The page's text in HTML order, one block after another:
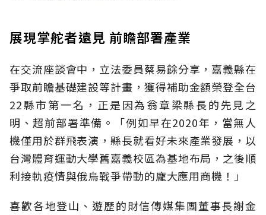
展現掌舵者遠見 前瞻部署產業
在交流座談會中，立法委員蔡易餘分享，嘉義縣在
爭取前瞻基礎建設等計畫，獲得補助金額榮登全台
22縣市第一名，正是因為翁章梁縣長的先見之
明、超前部署準備。「例如早在2020年，當無人
機僅用於群飛表演，縣長就看好未來產業發展，以
台灣體育運動大學舊嘉義校區為基地布局，之後順
利接軌疫情與俄烏戰爭帶動的龐大應用商機！」
喜歡各地登山、遊歷的財信傳媒集團董事長謝金